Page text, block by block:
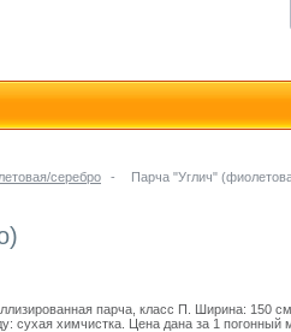
серебро - Парча "Углич"
парча, класс П. Ширина: 150
сухая химчистка. Цена дана за 1 погонный